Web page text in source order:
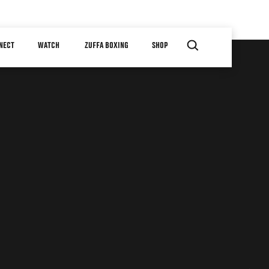
WATCH ZUFFA BOXING SHOP